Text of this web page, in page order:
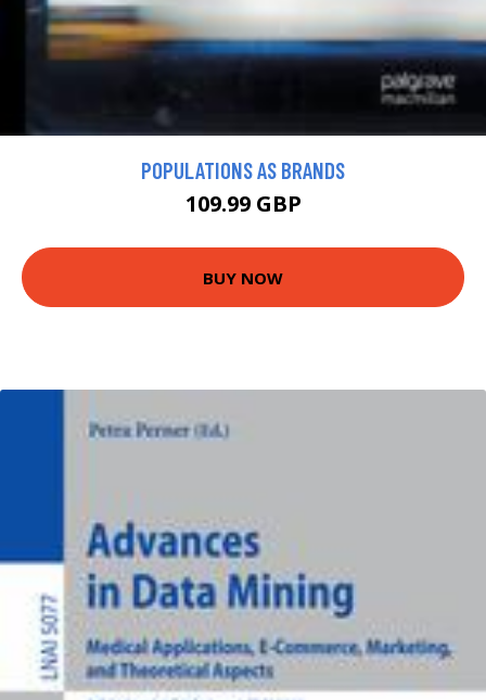
POPULATIONS AS BRANDS
109.99 GBP
BUY NOW